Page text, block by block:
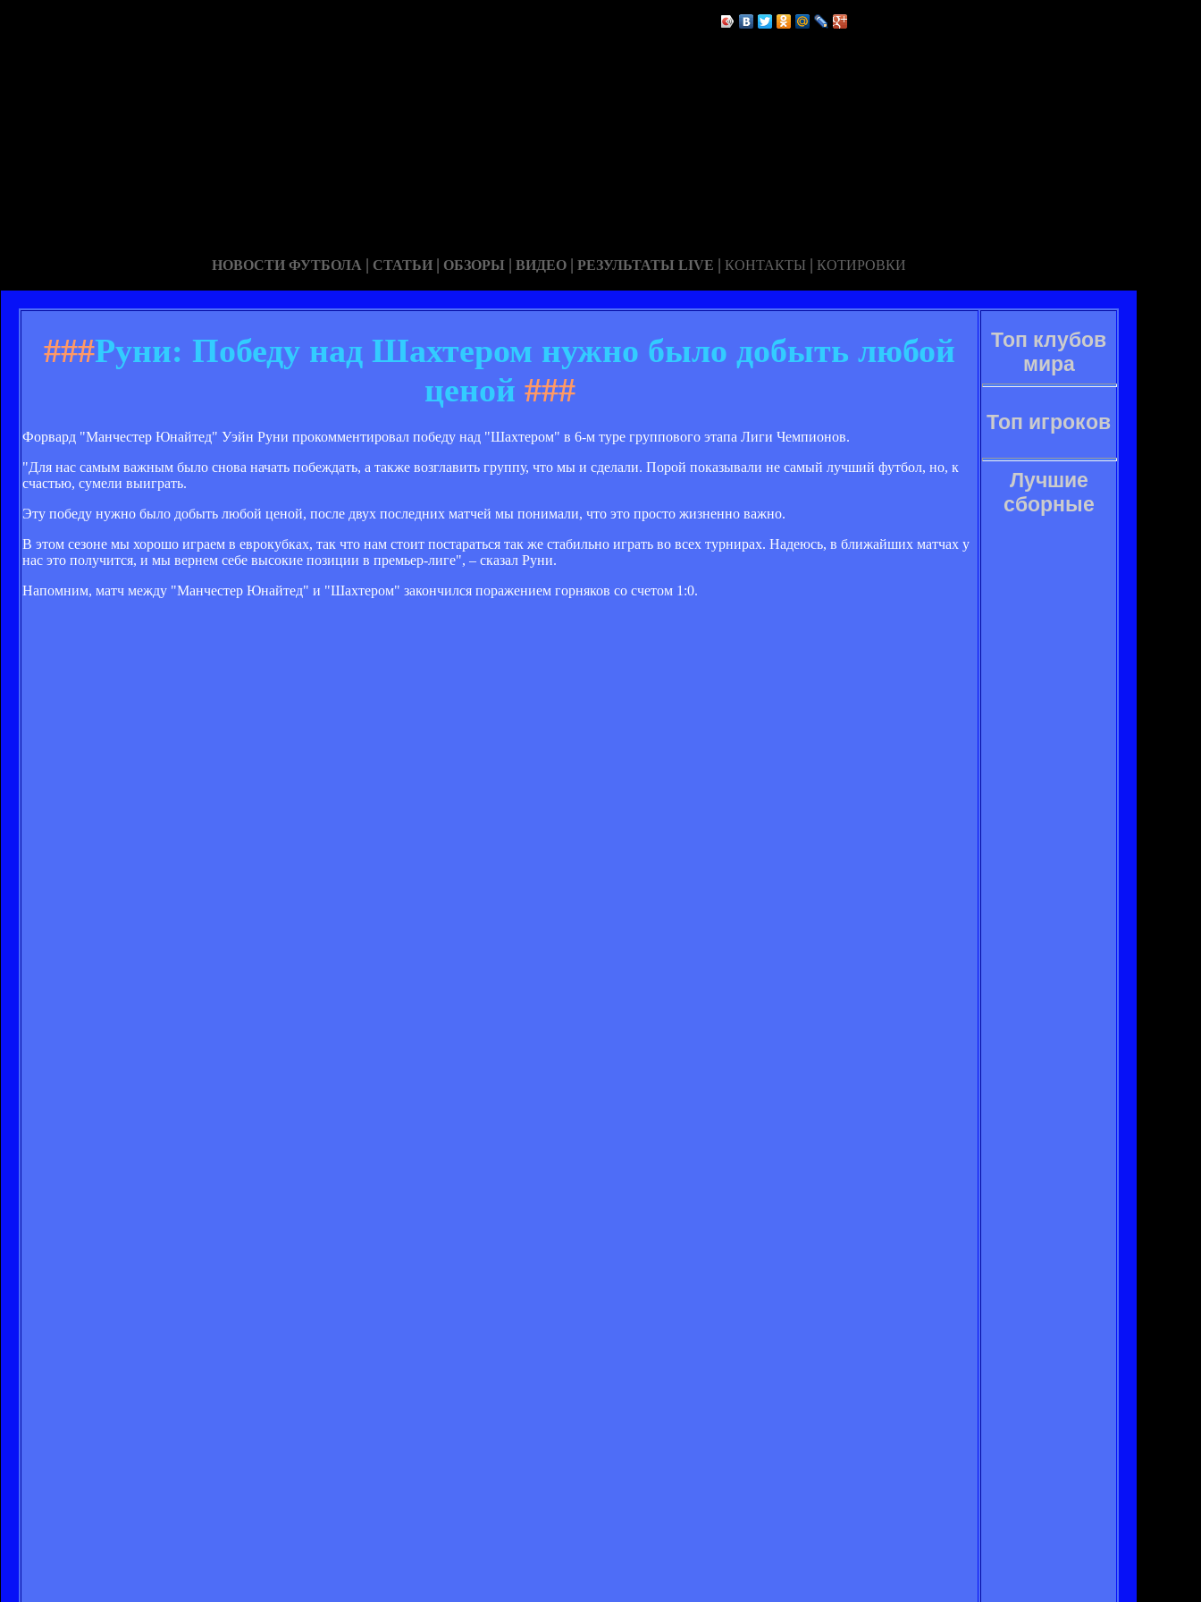
НОВОСТИ ФУТБОЛА | СТАТЬИ | ОБЗОРЫ | ВИДЕО | РЕЗУЛЬТАТЫ LIVE | КОНТАКТЫ | КОТИРОВКИ
###Руни: Победу над Шахтером нужно было добыть любой
ценой ###
Форвард "Манчестер Юнайтед" Уэйн Руни прокомментировал победу над "Шахтером" в 6-м туре группового этапа Лиги Чемпионов.
"Для нас самым важным было снова начать побеждать, а также возглавить группу, что мы и сделали. Порой показывали не самый лучший футбол, но, к
счастью, сумели выиграть.
Эту победу нужно было добыть любой ценой, после двух последних матчей мы понимали, что это просто жизненно важно.
В этом сезоне мы хорошо играем в еврокубках, так что нам стоит постараться так же стабильно играть во всех турнирах. Надеюсь, в ближайших матчах у
нас это получится, и мы вернем себе высокие позиции в премьер-лиге", – сказал Руни.
Напомним, матч между "Манчестер Юнайтед" и "Шахтером" закончился поражением горняков со счетом 1:0.
Топ клубов
мира
Топ игроков
Лучшие
сборные